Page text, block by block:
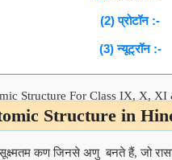
(2) प्रोटॉन :-
(3) न्यूट्रॉन :-
Structure For Class IX, X,
Structure in
कण जिनसे अणु बनते हैं, जो